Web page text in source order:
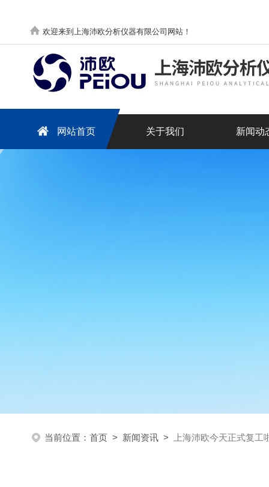
欢迎来到上海沛欧分析仪器有限公司网站！
网站首页 关于我们 新闻动
当前位置： 首页 > 新闻资讯 > 上海沛欧今天正式复工